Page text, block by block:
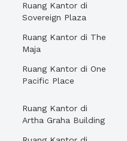
Ruang Kantor di
Sovereign Plaza
Ruang Kantor di The
Maja
Ruang Kantor di One
Pacific Place
Ruang Kantor di
Artha Graha Building